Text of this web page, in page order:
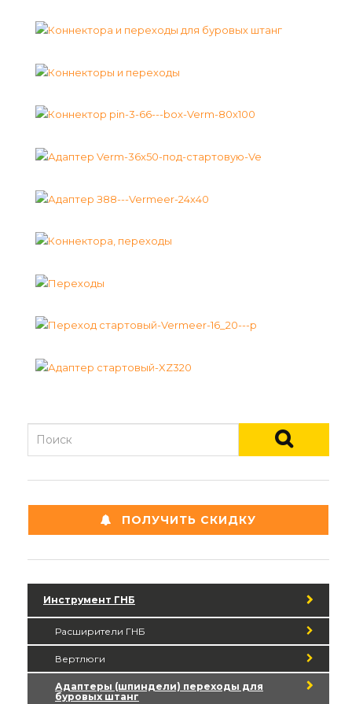
ПОЛУЧИТЬ СКИДКУ
Инструмент ГНБ
Расширители ГНБ
Вертлюги
Адаптеры (шпиндели) переходы для
буровых штанг